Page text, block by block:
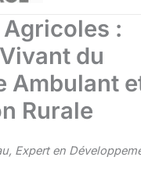
Agricoles :
du
Ambulant
Rurale
Expert en